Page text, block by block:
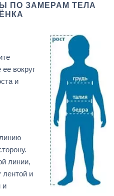
ПО ЗАМЕРАМ ТЕЛА
вокруг
и
линии,
и
и